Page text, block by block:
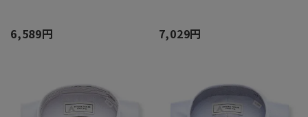
6,589円 7,029円